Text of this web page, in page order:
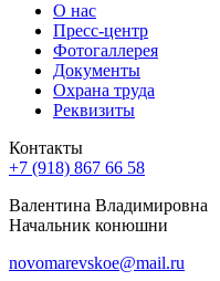
О нас
Пресс-центр
Фотогаллерея
Документы
Охрана труда
Реквизиты
Контакты
+7 (918) 867 66 58
Валентина Владимировна
Начальник конюшни
novomarevskoe@mail.ru